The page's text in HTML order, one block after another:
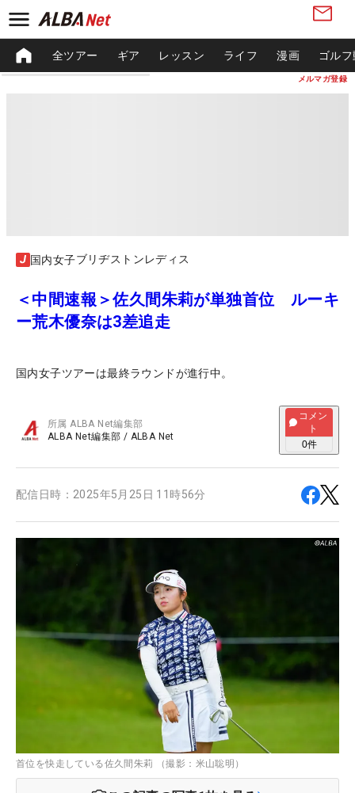
メルマガ登録
全ツアー ギア レッスン ライフ 漫画 ゴル
国内女子ブリヂストンレディス
＜中間速報＞佐久間朱莉が単独首位 ルーキ
ー荒木優奈は3差追走
国内女子ツアーは最終ラウンドが進行中。
所属ALBA Net編集部
ALBA Net編集部 / ALBA Net
コメン
ト
0件
配信日時： 2025年5月25日 11時56分
首位を快走している佐久間朱莉 （撮影：米山聡明）